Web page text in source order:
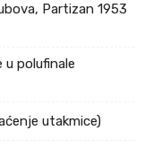
Partizan 1953
u polufinale
utakmice)